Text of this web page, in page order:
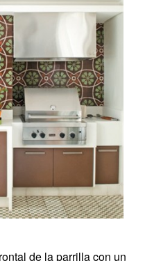
de la parrilla con un